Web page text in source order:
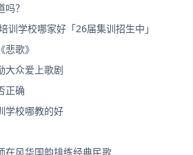
？
训学校哪家好「26届集训招生中」
歌》
大众爱上歌剧
正确
学校哪教的好
在风华国韵排练经典民歌